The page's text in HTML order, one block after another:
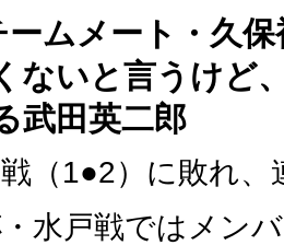
開幕 注目は「個」
さんがシンポジウム「気候変動から命
ムメート・久
ないと言うけど
武田英二郎
（1●2）に敗れ、
水戸戦ではメン